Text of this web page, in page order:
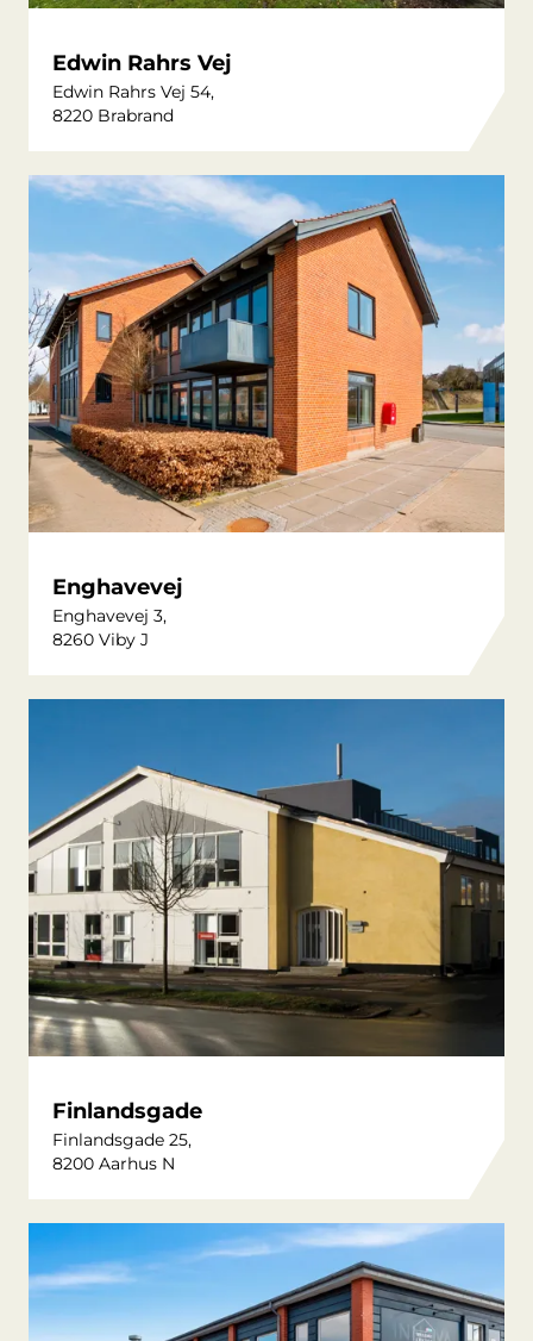
Edwin Rahrs Vej
Edwin Rahrs Vej 54,
8220 Brabrand
Enghavevej
Enghavevej 3,
8260 Viby J
Finlandsgade
Finlandsgade 25,
8200 Aarhus N